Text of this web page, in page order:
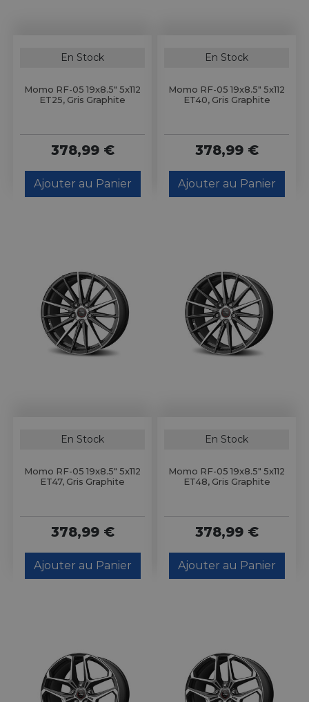
En Stock
Momo RF-05 19x8.5" 5x112
ET25, Gris Graphite
378,99 €
Ajouter au Panier
En Stock
Momo RF-05 19x8.5" 5x112
ET40, Gris Graphite
378,99 €
Ajouter au Panier
En Stock
Momo RF-05 19x8.5" 5x112
ET47, Gris Graphite
378,99 €
Ajouter au Panier
En Stock
Momo RF-05 19x8.5" 5x112
ET48, Gris Graphite
378,99 €
Ajouter au Panier